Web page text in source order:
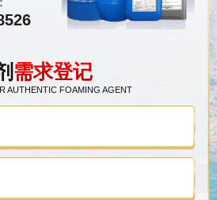
需求登记
AUTHENTIC FOAMING AGENT